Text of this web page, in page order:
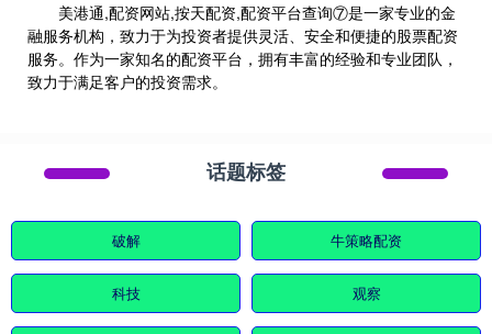
美港通,配资网站,按天配资,配资平台查询⑦是一家专业的金
融服务机构，致力于为投资者提供灵活、安全和便捷的股票配资
服务。作为一家知名的配资平台，拥有丰富的经验和专业团队，
致力于满足客户的投资需求。
话题标签
破解 牛策略配资
科技 观察